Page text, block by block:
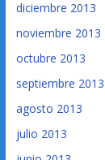
diciembre 2013
noviembre 2013
octubre 2013
septiembre 2013
agosto 2013
julio 2013